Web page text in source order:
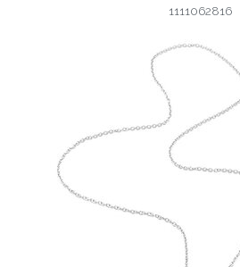
1111062816